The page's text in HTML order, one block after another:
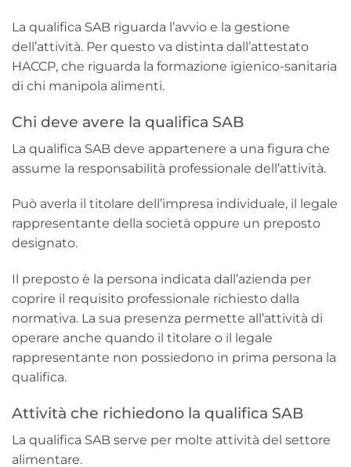
La qualifica SAB riguarda l’avvio e la gestione
dell’attività. Per questo va distinta dall’attestato
HACCP, che riguarda la formazione igienico-sanitaria
di chi manipola alimenti.
Chi deve avere la qualifica SAB
La qualifica SAB deve appartenere a una figura che
assume la responsabilità professionale dell’attività.
Può averla il titolare dell’impresa individuale, il legale
rappresentante della società oppure un preposto
designato.
Il preposto è la persona indicata dall’azienda per
coprire il requisito professionale richiesto dalla
normativa. La sua presenza permette all’attività di
operare anche quando il titolare o il legale
rappresentante non possiedono in prima persona la
qualifica.
Attività che richiedono la qualifica SAB
La qualifica SAB serve per molte attività del settore
alimentare.